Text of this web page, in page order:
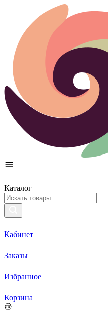
Каталог
Кабинет
Заказы
Избранное
Корзина